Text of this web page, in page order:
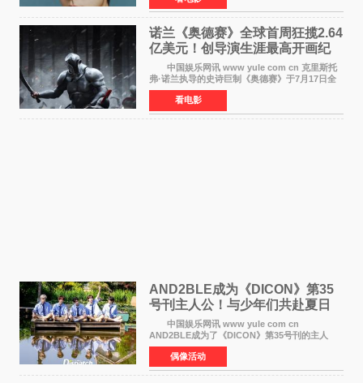
倭寇绑走的俘虏，9
诺兰《奥德赛》全球首周狂揽2.64
亿美元！创导演生涯最高开画纪
中国娱乐网讯 www yule com cn 克里斯托
弗·诺兰执导的史诗巨制《奥德赛》于7月17日全
球上映，首周末票房表现远超预期——北美首周
三天粗报1 245亿美元（开画3919馆），全球首周
2 641亿美元
看电影
AND2BLE成为《DICON》第35
号刊主人公！与少年们共赴夏日
之约
中国娱乐网讯 www yule com cn
AND2BLE成为了《DICON》第35号刊的主人
公，本期标题为And The Summer。作为出道后
首次担任杂志画报主角的完整体，AND2BLE用清
澈的少年感与全新的夏天相遇了
偶像活动